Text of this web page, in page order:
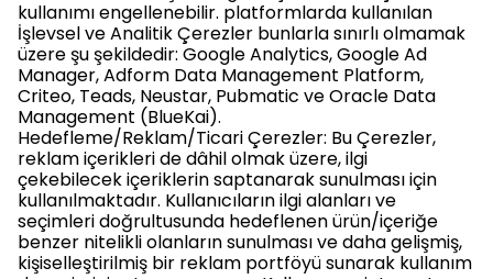
kullanımı engellenebilir. platformlarda kullanılan
İşlevsel ve Analitik Çerezler bunlarla sınırlı olmamak
üzere şu şekildedir: Google Analytics, Google Ad
Manager, Adform Data Management Platform,
Criteo, Teads, Neustar, Pubmatic ve Oracle Data
Management (BlueKai).
Hedefleme/Reklam/Ticari Çerezler: Bu Çerezler,
reklam içerikleri de dâhil olmak üzere, ilgi
çekebilecek içeriklerin saptanarak sunulması için
kullanılmaktadır. Kullanıcıların ilgi alanları ve
seçimleri doğrultusunda hedeflenen ürün/içeriğe
benzer nitelikli olanların sunulması ve daha gelişmiş,
kişiselleştirilmiş bir reklam portföyü sunarak kullanım